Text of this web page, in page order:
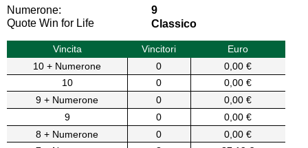
Numerone:
9
Quote Win for Life
Classico
Vincita Vincitori
Euro
10 + Numerone
0
0,00 €
10
0
0,00 €
9 + Numerone
0
0,00 €
9
0
0,00 €
8 + Numerone
0
0,00 €